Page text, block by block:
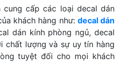
cấp các loại decal dán
khách hàng như: decal dán
dán kính phòng ngủ, decal
lượng và sự uy tín hàng
tuyệt đối cho mọi khách